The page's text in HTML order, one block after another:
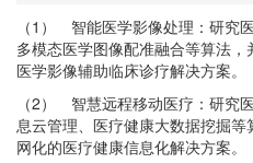
（1） 智能医学影像处理：研究
多模态医学图像配准融合等算法
医学影像辅助临床诊疗解决方案。
（2） 智慧远程移动医疗：研究
息云管理、医疗健康大数据挖掘
网化的医疗健康信息化解决方案。